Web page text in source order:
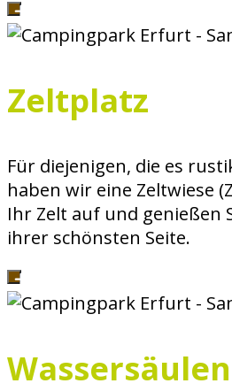
Zeltplatz
Für diejenigen, die es
haben wir eine Zeltwiese
Ihr Zelt auf und genießen
ihrer schönsten Seite.
Wassersäulen